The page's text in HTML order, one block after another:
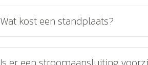
Wat kost een standplaats?